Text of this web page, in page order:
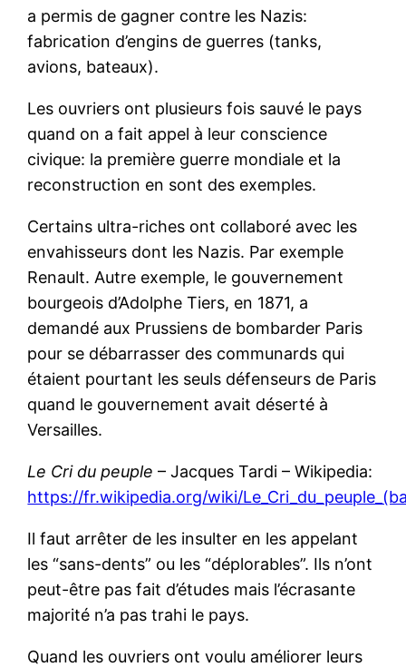
a permis de gagner contre les Nazis:
fabrication d’engins de guerres (tanks,
avions, bateaux).
Les ouvriers ont plusieurs fois sauvé le pays
quand on a fait appel à leur conscience
civique: la première guerre mondiale et la
reconstruction en sont des exemples.
Certains ultra-riches ont collaboré avec les
envahisseurs dont les Nazis. Par exemple
Renault. Autre exemple, le gouvernement
bourgeois d’Adolphe Tiers, en 1871, a
demandé aux Prussiens de bombarder Paris
pour se débarrasser des communards qui
étaient pourtant les seuls défenseurs de Paris
quand le gouvernement avait déserté à
Versailles.
Le Cri du peuple – Jacques Tardi – Wikipedia:
https://fr.wikipedia.org/wiki/
Il faut arrêter de les insulter en les appelant
les “sans-dents” ou les “déplorables”. Ils n’ont
peut-être pas fait d’études mais l’écrasante
majorité n’a pas trahi le pays.
Quand les ouvriers ont voulu améliorer leurs